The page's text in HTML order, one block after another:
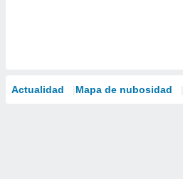
Actualidad Mapa de nubosidad